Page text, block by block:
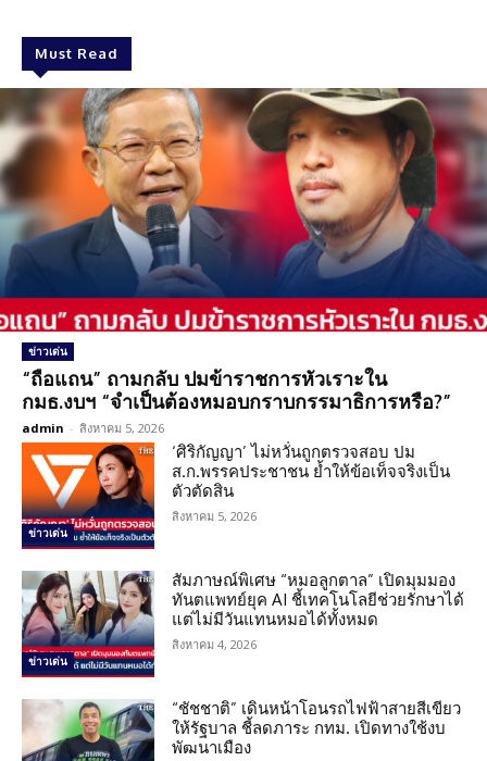
Must Read
ข่าวเด่น
“ถือแถน” ถามกลับ ปมข้าราชการหัวเราะใน
กมธ.งบฯ “จำเป็นต้องหมอบกราบกรรมาธิการหรือ?”
admin - สิงหาคม 5, 2026
ข่าวเด่น
‘ศิริกัญญา’ ไม่หวั่นถูกตรวจสอบ ปม
ส.ก.พรรคประชาชน ย้ำให้ข้อเท็จจริงเป็น
ตัวตัดสิน
สิงหาคม 5, 2026
ข่าวเด่น
สัมภาษณ์พิเศษ “หมอลูกตาล” เปิดมุมมอง
ทันตแพทย์ยุค AI ชี้เทคโนโลยีช่วยรักษาได้
แต่ไม่มีวันแทนหมอได้ทั้งหมด
สิงหาคม 4, 2026
“ชัชชาติ” เดินหน้าโอนรถไฟฟ้าสายสีเขียว
ให้รัฐบาล ชี้ลดภาระ กทม. เปิดทางใช้งบ
พัฒนาเมือง